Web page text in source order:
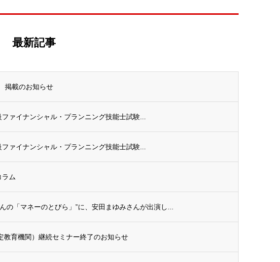
最新記事
掲載のお知らせ
ァイナンシャル・プランニング技能士試験...
ァイナンシャル・プランニング技能士試験...
ム
の「マネーのとびら」”に、安田まゆみさんが出演し...
教育機関）継続セミナー終了のお知らせ